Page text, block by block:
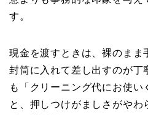
す。
現金を渡すときは、裸のまま
封筒に入れて差し出すのが丁
も「クリーニング代にお使い
と、押しつけがましさがやわ